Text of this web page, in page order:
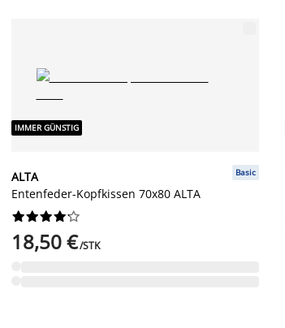
IMMER GÜNSTIG
ALTA
Entenfeder-Kopfkissen 70x80 ALTA
Basic






18,50 €/STK